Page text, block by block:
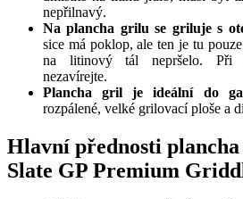
nepřilnavý.
Na plancha grilu se griluje s
sice má poklop, ale ten je tu
na litinový tál nepršelo. Při
nezavírejte.
Plancha gril je ideální do
rozpálené, velké grilovací ploše a
Hlavní přednosti
Slate GP Premium